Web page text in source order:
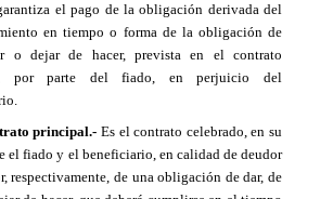
el pago de la obligación derivada del
en tiempo o forma de la obligación de
o dejar de hacer, prevista en el contrato
por parte del fiado, en perjuicio del
principal.- Es el contrato celebrado, en su
el fiado y el beneficiario, en calidad de deudor
respectivamente, de una obligación de dar, de